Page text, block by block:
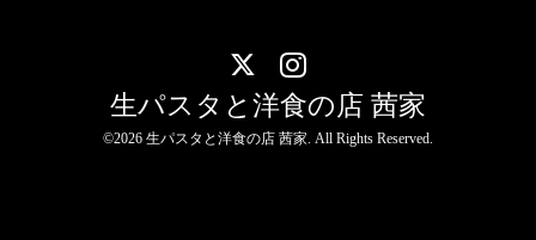
生パスタと洋食の店 茜家
©2026 生パスタと洋食の店 茜家. All Rights Reserved.